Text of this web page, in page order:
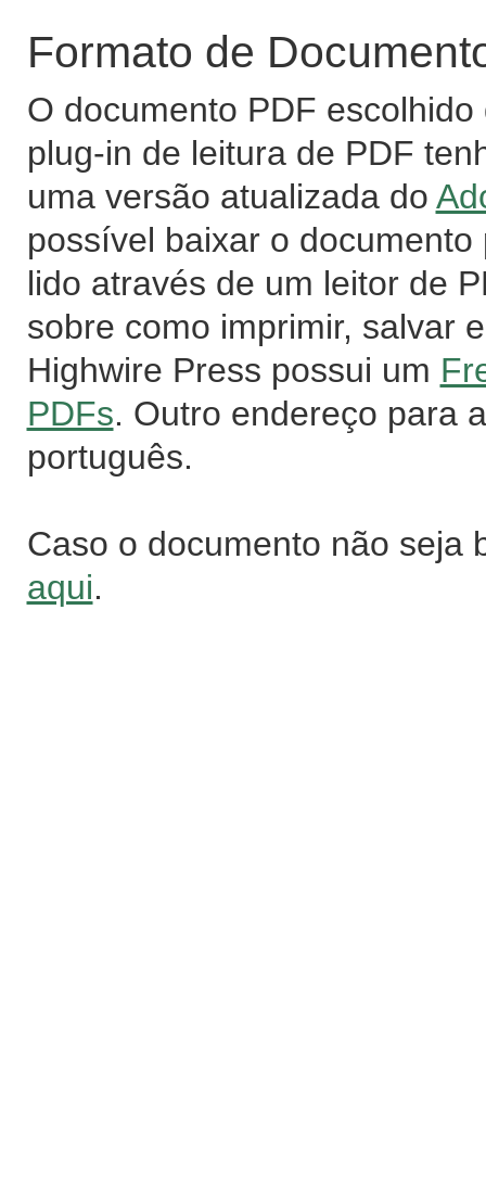
Formato de
O documento PDF
plug-in de leitura de PDF
uma versão atualizada do
possível baixar o
lido através de um leitor de
sobre como imprimir, salvar
Highwire Press possui um
PDFs. Outro endereço para
português.
Caso o documento não seja
aqui.